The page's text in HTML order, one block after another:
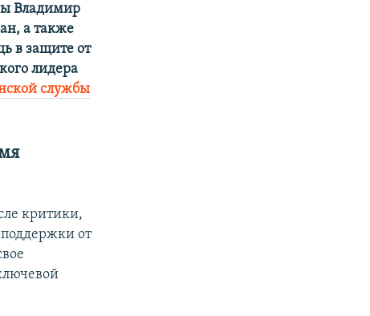
Владимир
а также
в защите от
лидера
службы
критики,
от